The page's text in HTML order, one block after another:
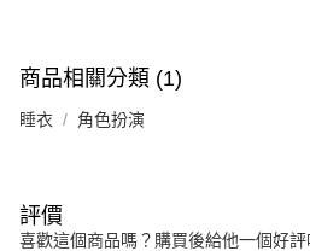
商品相關分類 (1)
睡衣 角色扮演
評價
喜歡這個商品嗎？購買後給他一個好評